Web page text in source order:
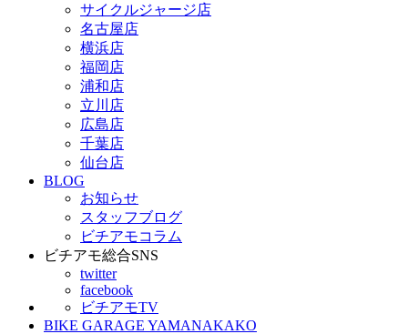
サイクルジャージ店
名古屋店
横浜店
福岡店
浦和店
立川店
広島店
千葉店
仙台店
BLOG
お知らせ
スタッフブログ
ビチアモコラム
ビチアモ総合SNS
twitter
facebook
ビチアモTV
BIKE GARAGE YAMANAKAKO